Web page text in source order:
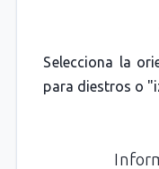
Selecciona la
para diestros o